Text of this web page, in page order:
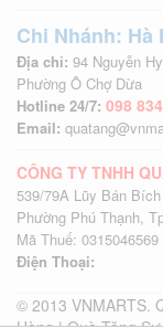
Chi Nhánh: Hà
Địa chỉ: 94 Nguyễn
Phường Ô Chợ Dừa
Hotline 24/7: 098
Email:
CÔNG TY TNHH
539/79A Lũy Bán Bích
Phường Phú Thạnh,
Mã Thuế: 0315046569
Điện Thoại:
© 2013 VNMARTS.